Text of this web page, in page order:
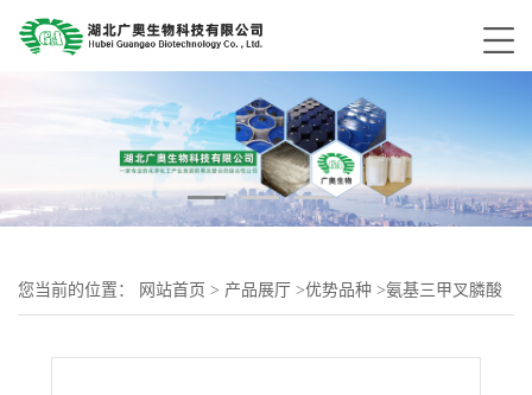
您当前的位置： 网站首页 > 产品展厅 >优势品种 >氨基三甲叉膦酸